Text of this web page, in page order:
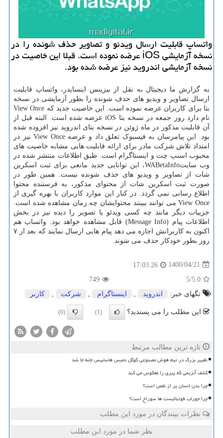
واتساپ قابلیت ارسال ویدئو و تصاویر حذف شونده را در
نسخه آزمایشی iOS عرضه نموده است. قبلا این خاصیت در
نسخه آزمایشی اندروید نیز عرضه شده بود.
به گزارش ما دیجیتال به نقل از بیزینس اینسایدر، واتساپ قابلیت
ارسال تصاویر و ویدیو های حذف شونده را بطور آزمایشی در نسخه
بتا برای کاربران عرضه نموده است. این خاصیت جدید که View Once
نام دارد روز جمعه در نسخه بتا iOS عرضه شده است. البته قبل از
آن قابلیت مذکور در ماه ژوئن در نسخه بتای اندروید نیز افزوده شده
بود. این پیامرسان به فیسبوک تعلق داد و عرضه View Once نیز در
امتداد تلاش شرکت مادر برای ارائه قابلیت هایی مشابه خاصیت های
محبوب اسنپ چت و اینستاگرام است. طبق اطلاعات منتشر شده در
وب سایتWABetaInfo، این توانایی جدید مانعی برای ثبت اسکرین
شات از تصاویر و ویدیو های حذف شونده نیست. همین طور در
صورت ثبت اسکرین شات از محتوای مذکور، به فرستنده محتوا
اطلاع رسانی نمی گردد. در کنار این موارد کاربران با بهره گیری از
View Once می توانند ببینند محتوایشان چه زمان مشاهده شده است.
جزییات دیگر مانند چه کسی ویدئو یا تصویر را دیده نیز در بخش
اطلاعات پیام (Message Info) قابل مشاهده خواهد بود. واتساپ هم
اکنون به کاربرانش اجازه می دهد پیام هایی ارسال نمایند که بعد از ۷
روز بطور خودکار حذف می شوند.
1400/04/21
17:03:26
5.0
/5
749
تگهای خبر:
اندروید اینستاگرام شركت كاربر
این مطلب را می پسندید؟ (1)
(0)
تازه ترین مطالب مرتبط
تغییر بزرگ در تیم هوش مصنوعی گوگل دمیس هاسابیس جابه جا شد
کشف آنزیمی که پیری را معکوس می کند
چرا بدن انسان پر از نقص است؟
چرا جوراب فوتبالیست ها سوراخ است؟
نظرات بینندگان در مورد این مطلب
نظر شما در مورد این مطلب